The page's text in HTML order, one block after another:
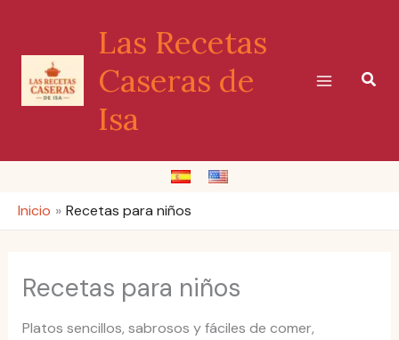
contenido
Las Recetas
Caseras de
Isa
Inicio Recetas para niños
Recetas para niños
Platos sencillos, sabrosos y fáciles de comer,